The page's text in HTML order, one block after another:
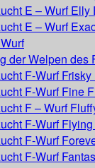
E – Wurf Elly
E – Wurf
der Welpen des
F-Wurf
F-Wurf Fine
F – Wurf
F-Wurf
F-Wurf
F-Wurf